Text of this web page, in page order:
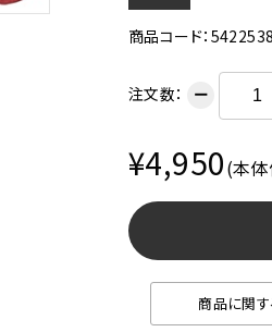
商品コード：
注文数： ー
¥4,950(本
商品に関